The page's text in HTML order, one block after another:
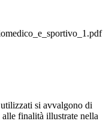
si avvalgono di
finalità illustrate nella